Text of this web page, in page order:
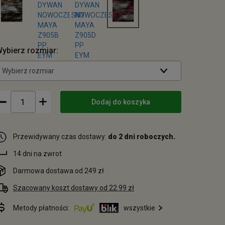
rozmiar:
Wybierz rozmiar
Dodaj do koszyka
Przewidywany czas dostawy: do 2 dni roboczych.
14 dni na zwrot
Darmowa dostawa od 249 zł
Szacowany koszt dostawy od 22.99 zł
Metody płatności: wszystkie